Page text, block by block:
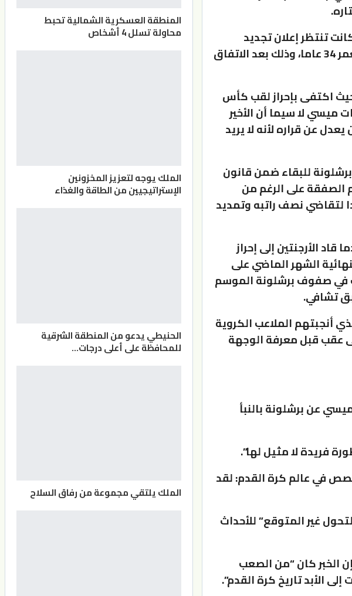
تنتظر إعلان تجديد
برشلونة عقده مع النجم الأرجنتيني البالغ من العمر 34 عاما، وذلك بعد الاتفاق
اكتفى بإحراز لقب كأس
ميسي لا سيما أن الأخير
في الرحيل صيف عام 2020 قبل أن يعدل عن قراره لأنه لا يريد
للبقاء ضمن قانون
الصفقة على الرغم من
لتقاضي نصف راتبه وتمديد
الأرجنتين إلى إحراز
1-0 في المباراة النهائية الشهر الماضي على
في صفوف برشلونة الموسم
أنجبتهم الملاعب الكروية
عقب قبل معرفة الوجهة
عن برشلونة بالنبأ
فريدة لا مثيل لها”.
في عالم كرة القدم: لقد
غير المتوقع” للأحداث
الخبر كان “من الصعب
الأبد تاريخ كرة القدم”.
المنطقة العسكرية الشمالية تحبط
محاولة تسلل 4 أشخاص
الملك يوجه لتعزيز المخزونين
الإستراتيجيين من الطاقة والغذاء
الحنيطي يدعو من المنطقة الشرقية
للمحافظة على أعلى درجات…
الملك يلتقي مجموعة من رفاق السلاح